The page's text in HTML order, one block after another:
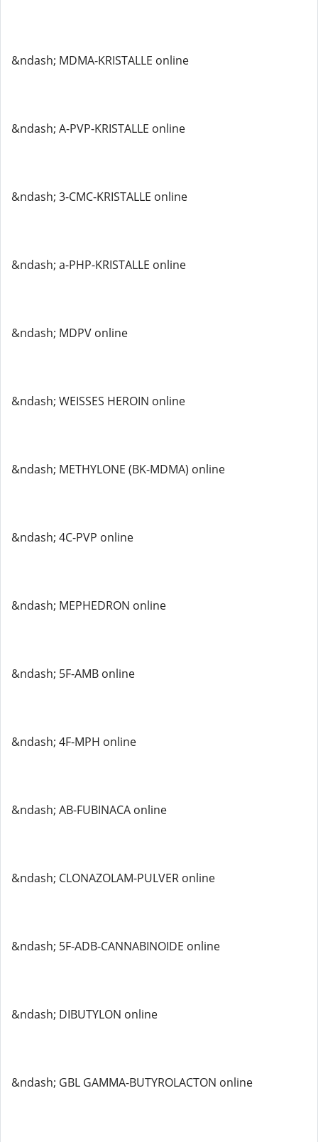
&ndash; MDMA-KRISTALLE online
&ndash; A-PVP-KRISTALLE online
&ndash; 3-CMC-KRISTALLE online
&ndash; a-PHP-KRISTALLE online
&ndash; MDPV online
&ndash; WEISSES HEROIN online
&ndash; METHYLONE (BK-MDMA) online
&ndash; 4C-PVP online
&ndash; MEPHEDRON online
&ndash; 5F-AMB online
&ndash; 4F-MPH online
&ndash; AB-FUBINACA online
&ndash; CLONAZOLAM-PULVER online
&ndash; 5F-ADB-CANNABINOIDE online
&ndash; DIBUTYLON online
&ndash; GBL GAMMA-BUTYROLACTON online